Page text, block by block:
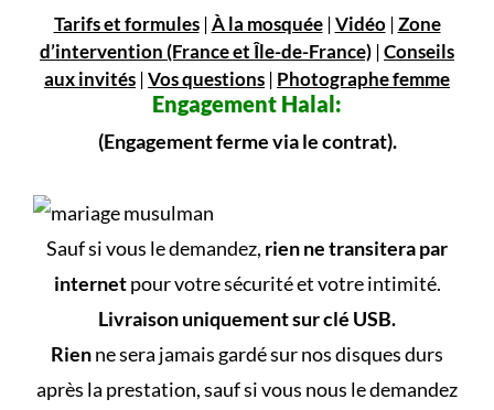
Tarifs et formules|À la mosquée|Vidéo|Zone
d’intervention (France et Île-de-France) |Conseils
aux invités |Vos questions | Photographe femme
Engagement Halal:
(Engagement ferme via le contrat).
Sauf si vous le demandez, rien ne transitera par
internetpour votre sécurité et votre intimité.
Livraison uniquement sur clé USB.
Rienne sera jamais gardé sur nos disques durs
après la prestation, sauf si vous nous le demandez